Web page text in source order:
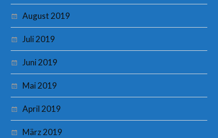
August 2019
Juli 2019
Juni 2019
Mai 2019
April 2019
März 2019